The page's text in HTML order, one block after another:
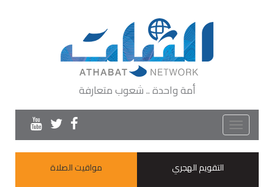
أمة واحدة .. شعوب متعارفة
Toggle
navigation
التقويم الهجري
مواقيت الصلاة